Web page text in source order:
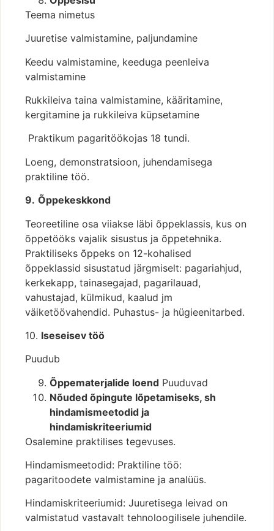
Teema nimetus
Juuretise valmistamine, paljundamine
Keedu valmistamine, keeduga peenleiva
valmistamine
Rukkileiva taina valmistamine, kääritamine,
kergitamine ja rukkileiva küpsetamine
Praktikum pagaritöökojas 18 tundi.
Loeng, demonstratsioon, juhendamisega
praktiline töö.
9. Õppekeskkond
Teoreetiline osa viiakse läbi õppeklassis, kus on
õppetööks vajalik sisustus ja õppetehnika.
Praktiliseks õppeks on 12-kohalised
õppeklassid sisustatud järgmiselt: pagariahjud,
kerkekapp, tainasegajad, pagarilauad,
vahustajad, külmikud, kaalud jm
väiketöövahendid. Puhastus- ja hügieenitarbed.
10. Iseseisev töö
Puudub
Õppematerjalide loend Puuduvad
Nõuded õpingute lõpetamiseks, sh
hindamismeetodid ja
hindamiskriteeriumid
Osalemine praktilises tegevuses.
Hindamismeetodid: Praktiline töö:
pagaritoodete valmistamine ja analüüs.
Hindamiskriteeriumid: Juuretisega leivad on
valmistatud vastavalt tehnoloogilisele juhendile.